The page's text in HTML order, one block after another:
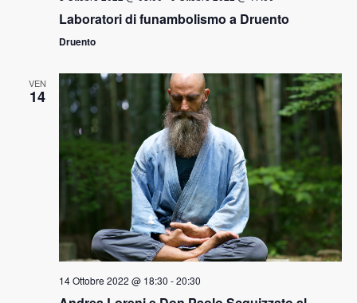
Laboratori di funambolismo a Druento
Druento
VEN
14
14 Ottobre 2022 @ 18:30 -20:30